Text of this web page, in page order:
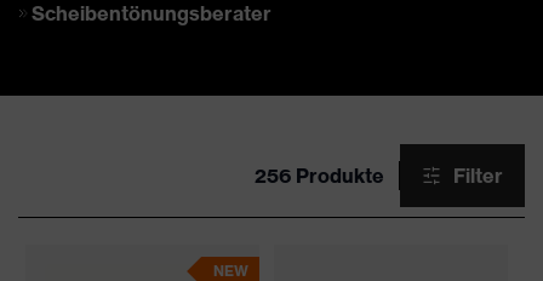
Scheibentönungsberater
256 Produkte Filter
NEW